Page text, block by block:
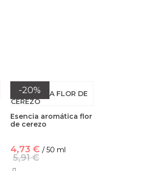
-20%
Esencia aromática flor
de cerezo
4,73 € / 50 ml
5,91 €